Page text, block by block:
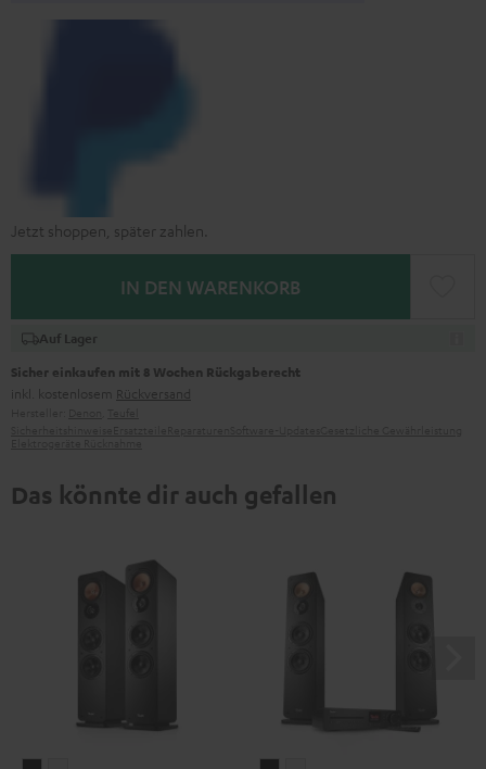
Jetzt shoppen, später zahlen.
IN DEN WARENKORB
Auf Lager
Sicher einkaufen mit 8 Wochen Rückgaberecht
inkl. kostenlosem Rückversand
Das könnte dir auch gefallen